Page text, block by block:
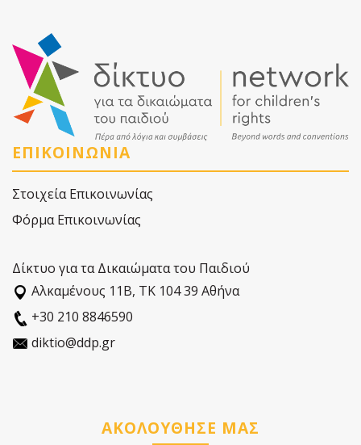
ΕΠΙΚΟΙΝΩΝΙΑ
Στοιχεία Επικοινωνίας
Φόρμα Επικοινωνίας
Δίκτυο για τα Δικαιώματα του Παιδιού
Αλκαµένους 11Β, ΤΚ 104 39 Αθήνα
+30 210 8846590
diktio@ddp.gr
ΑΚΟΛΟΥΘΗΣΕ ΜΑΣ